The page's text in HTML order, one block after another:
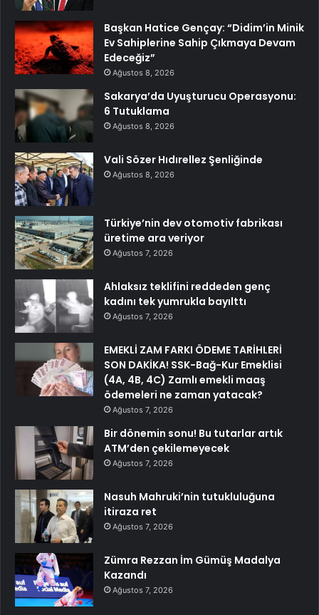
Başkan Hatice Gençay: “Didim’in Minik
Ev Sahiplerine Sahip Çıkmaya Devam
Edeceğiz”
Ağustos 8, 2026
Sakarya’da Uyuşturucu Operasyonu:
6 Tutuklama
Ağustos 8, 2026
Vali Sözer Hıdırellez Şenliğinde
Ağustos 8, 2026
Türkiye’nin dev otomotiv fabrikası
üretime ara veriyor
Ağustos 7, 2026
Ahlaksız teklifini reddeden genç
kadını tek yumrukla bayılttı
Ağustos 7, 2026
EMEKLİ ZAM FARKI ÖDEME TARİHLERİ
SON DAKİKA! SSK-Bağ-Kur Emeklisi
(4A, 4B, 4C) Zamlı emekli maaş
ödemeleri ne zaman yatacak?
Ağustos 7, 2026
Bir dönemin sonu! Bu tutarlar artık
ATM’den çekilemeyecek
Ağustos 7, 2026
Nasuh Mahruki’nin tutukluluğuna
itiraza ret
Ağustos 7, 2026
Zümra Rezzan İm Gümüş Madalya
Kazandı
Ağustos 7, 2026